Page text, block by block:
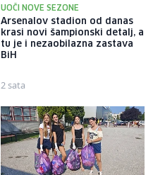
UOČI NOVE SEZONE
Arsenalov stadion od danas
krasi novi šampionski detalj, a
tu je i nezaobilazna zastava
BiH
2 sata